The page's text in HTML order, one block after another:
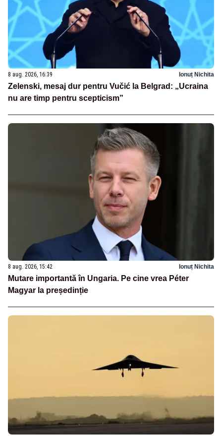
8 aug. 2026, 16:39 Ionuț Nichita
Zelenski, mesaj dur pentru Vučić la Belgrad: „Ucraina
nu are timp pentru scepticism”
8 aug. 2026, 15:42 Ionuț Nichita
Mutare importantă în Ungaria. Pe cine vrea Péter
Magyar la președinție